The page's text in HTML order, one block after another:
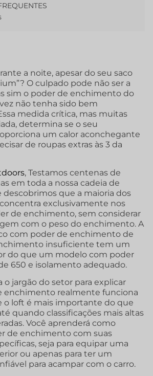
a noite, apesar do seu saco
O culpado pode não ser a
sim o poder de enchimento do
não tenha sido bem
medida crítica, mas muitas
determina se o seu
um calor aconchegante
de roupas extras às 3 da
, Testamos centenas de
em toda a nossa cadeia de
que a maioria dos
exclusivamente nos
de enchimento, sem considerar
com o peso do enchimento. A
com poder de enchimento de
insuficiente tem um
do que um modelo com poder
650 e isolamento adequado.
o jargão do setor para explicar
enchimento realmente funciona
loft é mais importante do que
quando classificações mais altas
Você aprenderá como
de enchimento com suas
seja para equipar uma
ou apenas para ter um
para acampar com o carro.